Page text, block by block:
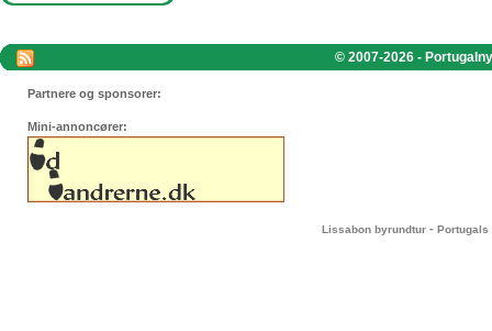
© 2007-2026 -
Partnere og sponsorer:
Mini-annoncører:
Lissabon byrundtur - Portugals